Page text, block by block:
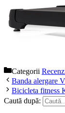
Categorii
Banda alergare
Bicicleta fitness
Caută după: